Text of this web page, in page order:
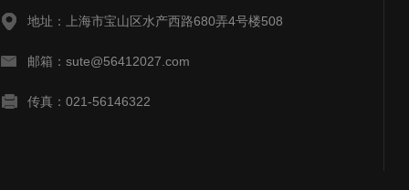
地址：上海市宝山区水产西路680弄4号楼508
邮箱：sute@56412027.com
传真：021-56146322